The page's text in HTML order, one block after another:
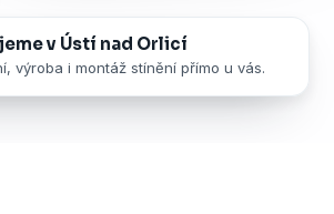
v Ústí nad Orlicí
výroba i montáž stínění přímo u vás.